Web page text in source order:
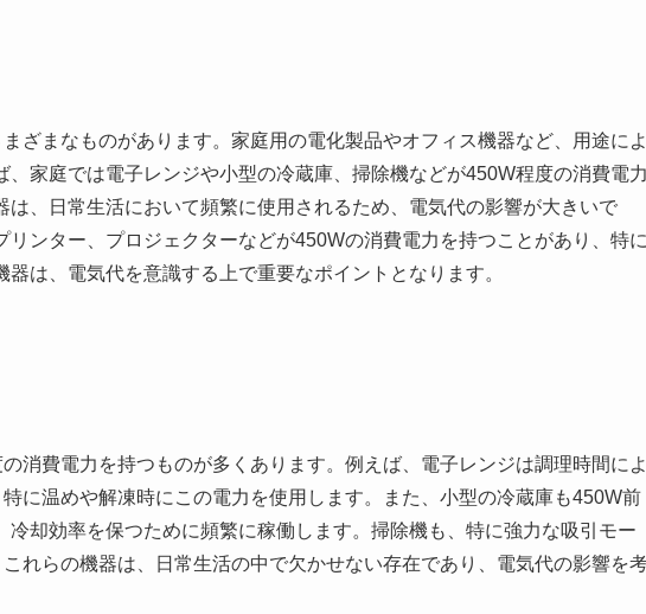
ざまなものがあります。家庭用の電化製品やオフィス機器など、用途に
、家庭では電子レンジや小型の冷蔵庫、掃除機などが450W程度の消費電
は、日常生活において頻繁に使用されるため、電気代の影響が大きいで
ンター、プロジェクターなどが450Wの消費電力を持つことがあり、特
は、電気代を意識する上で重要なポイントとなります。
消費電力を持つものが多くあります。例えば、電子レンジは調理時間に
に温めや解凍時にこの電力を使用します。また、小型の冷蔵庫も450W前
却効率を保つために頻繁に稼働します。掃除機も、特に強力な吸引モー
れらの機器は、日常生活の中で欠かせない存在であり、電気代の影響を